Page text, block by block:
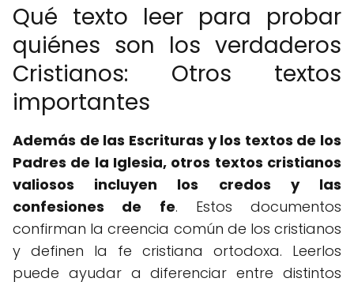
Qué texto leer para probar
quiénes son los verdaderos
Cristianos: Otros textos
importantes
Además de las Escrituras y los textos de los
Padres de la Iglesia, otros textos cristianos
valiosos incluyen los credos y las
confesiones de fe. Estos documentos
confirman la creencia común de los cristianos
y definen la fe cristiana ortodoxa. Leerlos
puede ayudar a diferenciar entre distintos